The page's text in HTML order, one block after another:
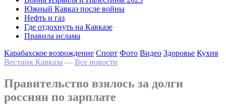
Южный Кавказ после войны
Нефть и газ
Где отдохнуть на Кавказе
Правила ислама
Карабахское возрождение Спорт Фото Видео Здоровье Кухня
Вестник Кавказа — Все новости
Правительство взялось за долги
россиян по зарплате